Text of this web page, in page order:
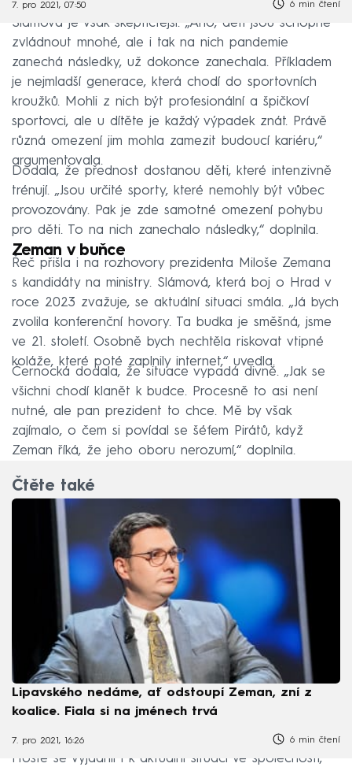
7. pro 2021, 07:50 6 min čtení
Slámová je však skeptičtější. „Ano, děti jsou schopné
zvládnout mnohé, ale i tak na nich pandemie
zanechá následky, už dokonce zanechala. Příkladem
je nejmladší generace, která chodí do sportovních
kroužků. Mohli z nich být profesionální a špičkoví
sportovci, ale u dítěte je každý výpadek znát. Právě
různá omezení jim mohla zamezit budoucí kariéru,“
argumentovala.
Dodala, že přednost dostanou děti, které intenzivně
trénují. „Jsou určité sporty, které nemohly být vůbec
provozovány. Pak je zde samotné omezení pohybu
pro děti. To na nich zanechalo následky,“ doplnila.
Zeman v buňce
Řeč přišla i na rozhovory prezidenta Miloše Zemana
s kandidáty na ministry. Slámová, která boj o Hrad v
roce 2023 zvažuje, se aktuální situaci smála. „Já bych
zvolila konferenční hovory. Ta budka je směšná, jsme
ve 21. století. Osobně bych nechtěla riskovat vtipné
koláže, které poté zaplnily internet,“ uvedla.
Černocká dodala, že situace vypadá divně. „Jak se
všichni chodí klanět k budce. Procesně to asi není
nutné, ale pan prezident to chce. Mě by však
zajímalo, o čem si povídal se šéfem Pirátů, když
Zeman říká, že jeho oboru nerozumí,“ doplnila.
Čtěte také
Lipavského nedáme, ať odstoupí Zeman, zní z
koalice. Fiala si na jménech trvá
7. pro 2021, 16:26 6 min čtení
Hosté se vyjádřili i k aktuální situaci ve společnosti,